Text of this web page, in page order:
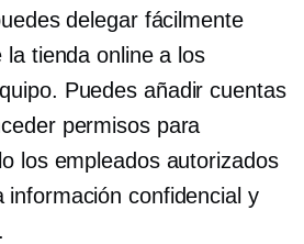
delegar fácilmente
tienda online a los
Puedes añadir cuentas
permisos para
los empleados autorizados
información confidencial y